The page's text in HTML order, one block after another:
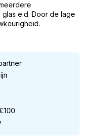
e.d. Door de lage